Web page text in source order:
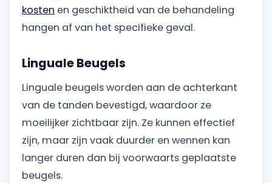
kosten en geschiktheid van de behandeling
hangen af van het specifieke geval.
Linguale Beugels
Linguale beugels worden aan de achterkant
van de tanden bevestigd, waardoor ze
moeilijker zichtbaar zijn. Ze kunnen effectief
zijn, maar zijn vaak duurder en wennen kan
langer duren dan bij voorwaarts geplaatste
beugels.